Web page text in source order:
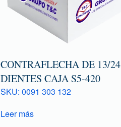
CONTRAFLECHA DE 13/24
DIENTES CAJA S5-420
SKU: 0091 303 132
Leer más